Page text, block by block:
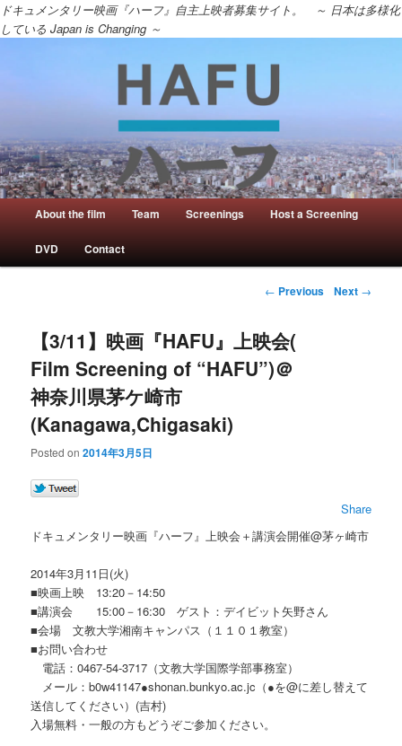
ドキュメンタリー映画『ハーフ』自主上映者募集サイト。 ～ 日本は多様化
している Japan is Changing ～
Main menuSkip to primary content
Skip to secondary content
About the film Team Screenings Host a Screening
DVD Contact
← Previous Next →
【3/11】映画『HAFU』上映会(
Film Screening of “HAFU”)＠
神奈川県茅ケ崎市
(Kanagawa,Chigasaki)
Posted on2014年3月5日
Share
ドキュメンタリー映画『ハーフ』上映会＋講演会開催@茅ヶ崎市
2014年3月11日(火)
■映画上映 13:20－14:50
■講演会 15:00－16:30 ゲスト：デイビット矢野さん
■会場 文教大学湘南キャンパス（１１０１教室）
■お問い合わせ
電話：0467‐54‐3717（文教大学国際学部事務室）
メール：b0w41147●shonan.bunkyo.ac.jc（●を@に差し替えて
送信してください）(吉村)
入場無料・一般の方もどうぞご参加ください。